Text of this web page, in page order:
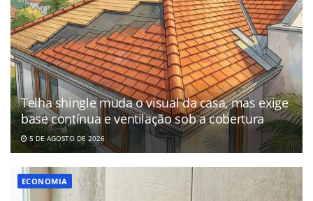
Telha shingle muda o visual da casa, mas exige
base contínua e ventilação sob a cobertura
5 DE AGOSTO DE 2026
ECONOMIA